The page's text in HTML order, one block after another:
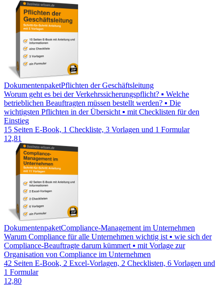
DokumentenpaketPflichten der Geschäftsleitung
Worum geht es bei der Verkehrssicherungspflicht? ▪ Welche
betrieblichen Beauftragten müssen bestellt werden? ▪ Die
wichtigsten Pflichten in der Übersicht ▪ mit Checklisten für den
Einstieg
15 Seiten E-Book, 1 Checkliste, 3 Vorlagen und 1 Formular
12,81
DokumentenpaketCompliance-Management im Unternehmen
Warum Compliance für alle Unternehmen wichtig ist ▪ wie sich der
Compliance-Beauftragte darum kümmert ▪ mit Vorlage zur
Organisation von Compliance im Unternehmen
42 Seiten E-Book, 2 Excel-Vorlagen, 2 Checklisten, 6 Vorlagen und
1 Formular
12,80